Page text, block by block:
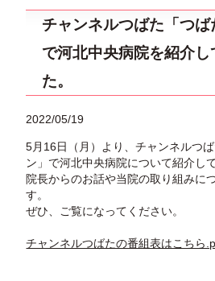
チャンネルつばた「つば
で河北中央病院を紹介し
た。
2022/05/19
5月16日（月）より、チャンネルつ
ン」で河北中央病院について紹介し
院長からのお話や当院の取り組みに
す。
ぜひ、ご覧になってください。
チャンネルつばたの番組表はこちら